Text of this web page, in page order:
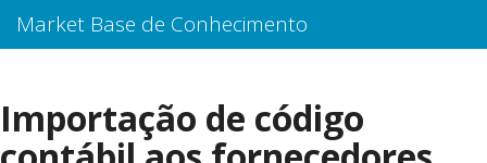
Market Base de Conhecimento
Importação de código